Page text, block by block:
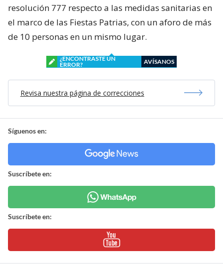
resolución 777 respecto a las medidas sanitarias en
el marco de las Fiestas Patrias, con un aforo de más
de 10 personas en un mismo lugar.
¿ENCONTRASTE UN
ERROR?
AVÍSANOS
Revisa nuestra página de correcciones
Síguenos en:
Suscríbete en:
Suscríbete en: